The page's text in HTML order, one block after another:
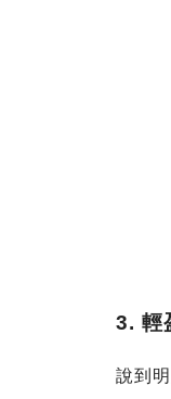
3. 輕
說到